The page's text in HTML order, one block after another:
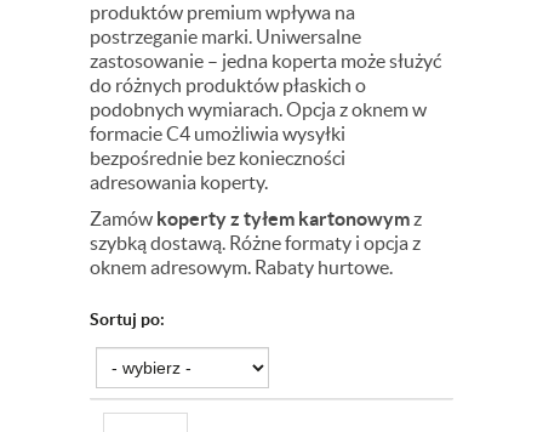
produktów premium wpływa na
postrzeganie marki. Uniwersalne
zastosowanie – jedna koperta może służyć
do różnych produktów płaskich o
podobnych wymiarach. Opcja z oknem w
formacie C4 umożliwia wysyłki
bezpośrednie bez konieczności
adresowania koperty.
Zamów koperty z tyłem kartonowymz
szybką dostawą. Różne formaty i opcja z
oknem adresowym. Rabaty hurtowe.
Sortuj po: